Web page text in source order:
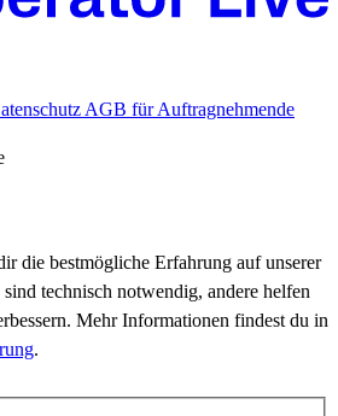
AGB für Auftragnehmende
die bestmögliche Erfahrung auf unserer
technisch notwendig, andere helfen
Mehr Informationen findest du in
.